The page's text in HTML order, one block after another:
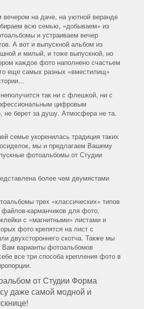
на даче, на уютной веранде
всю семью, «добываем» из
и устраиваем вечер
А вот и выпускной альбом из
и милый, и тоже выпускной, но
каждое фото наполнено счастьем
еще самых разных «вместилищ»
так ни с флешкой, ни с
цифровым
не берет за душу. Атмосфера не та.
семье укоренилась традиция таких
мы и предлагаем Вашему
фотоальбомы от Студии
более чем двумястами
трех «классических» типов
карманчиков для фото,
с «магнитными» листами и
фото крепятся на лист с
двухстороннего скотча. Также мы
варианты фотоальбомов
все три способа крепления фото в
от Студии Форма
даже самой модной и